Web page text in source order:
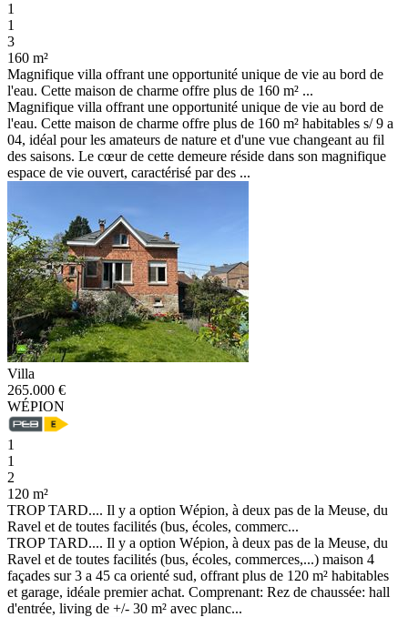
1
1
3
160 m²
Magnifique villa offrant une opportunité unique de vie au bord de
l'eau. Cette maison de charme offre plus de 160 m² ...
Magnifique villa offrant une opportunité unique de vie au bord de
l'eau. Cette maison de charme offre plus de 160 m² habitables s/ 9 a
04, idéal pour les amateurs de nature et d'une vue changeant au fil
des saisons. Le cœur de cette demeure réside dans son magnifique
espace de vie ouvert, caractérisé par des ...
Villa
265.000 €
WÉPION
1
1
2
120 m²
TROP TARD.... Il y a option Wépion, à deux pas de la Meuse, du
Ravel et de toutes facilités (bus, écoles, commerc...
TROP TARD.... Il y a option Wépion, à deux pas de la Meuse, du
Ravel et de toutes facilités (bus, écoles, commerces,...) maison 4
façades sur 3 a 45 ca orienté sud, offrant plus de 120 m² habitables
et garage, idéale premier achat. Comprenant: Rez de chaussée: hall
d'entrée, living de +/- 30 m² avec planc...